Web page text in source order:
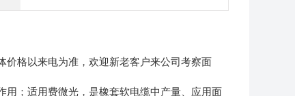
价格以来电为准，欢迎新老客户来公司考察面
；适用费微光，是橡套软电缆中产量、应用面